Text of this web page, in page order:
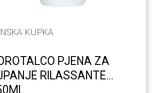
KUPKA
PJENA ZA
RILASSANTE